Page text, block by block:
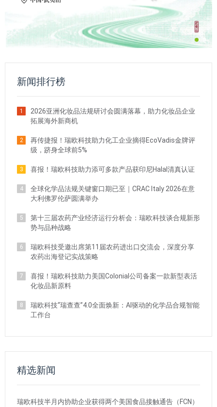
新闻排行榜
1
2026亚洲化妆品法规研讨会圆满落幕，助力化妆品企业
拓展海外新商机
2
再传捷报！瑞欧科技助力化工企业摘得EcoVadis金牌评
级，跻身全球前5%
3 喜报！瑞欧科技助力添可多款产品获印尼Halal清真认证
4
全球化学品法规关键窗口期已至｜CRAC Italy 2026在意
大利佛罗伦萨圆满举办
5
第十三届农药产业经济运行分析会：瑞欧科技谈合规新形
势与品种战略
6
瑞欧科技受邀出席第11届农药进出口交流会，深度分享
农药出海登记实战策略
7
喜报！瑞欧科技助力美国Colonial公司备案一款新型表活
化妆品新原料
8
瑞欧科技“瑞查查”4.0全面焕新：AI驱动的化学品合规智能
工作台
精选新闻
瑞欧科技半月内协助企业获得两个美国食品接触通告（FCN）